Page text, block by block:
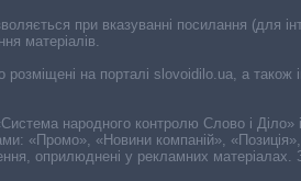
при вказуванні посилання
матеріалів.
розміщені на порталі slovoidilo.ua, а
народного контролю Слово і
«Промо», «Новини компаній»,
оприлюднені у рекламних